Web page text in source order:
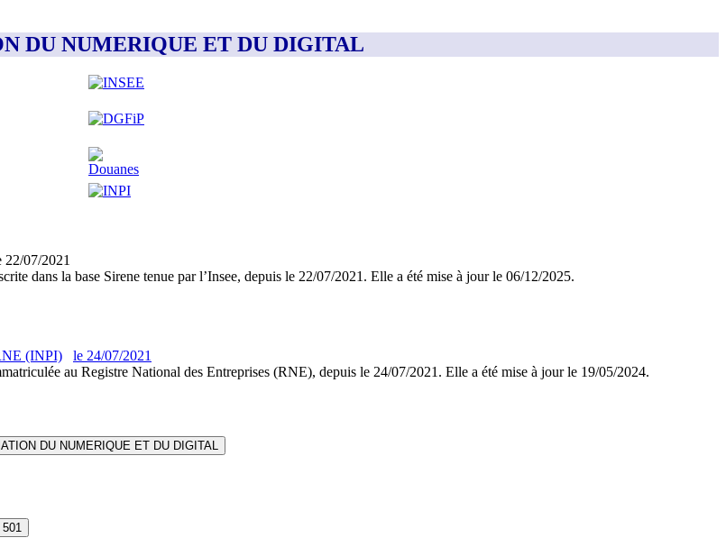
DU NUMERIQUE ET DU DIGITAL
22/07/2021
dans la base Sirene tenue par l’Insee, depuis le 22/07/2021. Elle a été mise à jour le 06/12/2025.
(INPI) le 24/07/2021
au Registre National des Entreprises (RNE), depuis le 24/07/2021. Elle a été mise à jour le 19/05/2024.
DU NUMERIQUE ET DU DIGITAL
501